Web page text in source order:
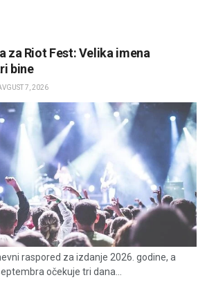
za Riot Fest: Velika imena
bine
7, 2026
raspored za izdanje 2026. godine, a
očekuje tri dana...